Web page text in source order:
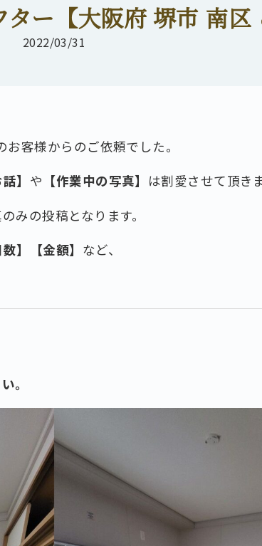
ー【大阪府 堺市 南区
2022/03/31
客様からのご依頼でした。
】 や 【作業中の写真】 は割愛させて頂きま
みの投稿となります。
】【金額】 など、
。